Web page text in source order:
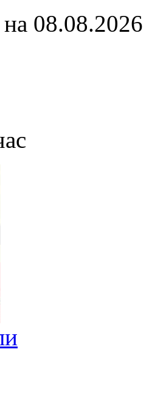
08.08.2026